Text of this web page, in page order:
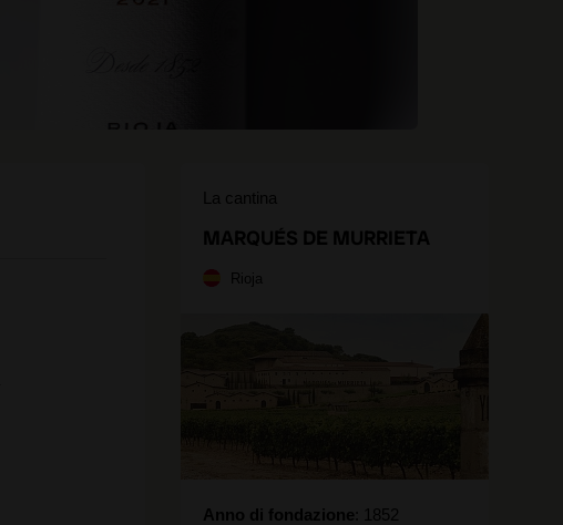
La cantina
MARQUÉS DE MURRIETA
Rioja
Anno di fondazione
1852